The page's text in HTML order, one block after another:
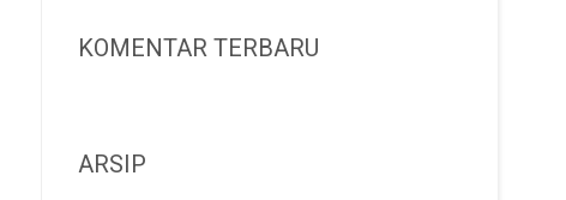
KOMENTAR TERBARU
ARSIP